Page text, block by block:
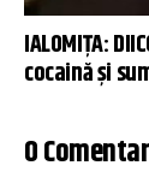
IALOMIŢA:
cocaină şi
0